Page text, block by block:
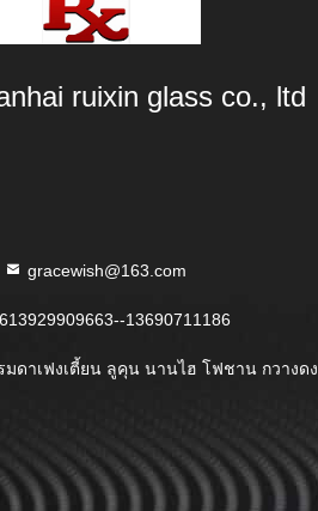
ruixin glass co., ltd
gracewish@163.com
13690711186
ดาเฟงเตี้ยน ลูคุน นานไฮ โฟชาน กวางดง